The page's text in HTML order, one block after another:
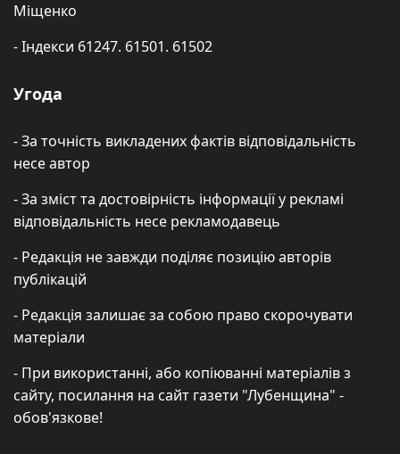
Міщенко
- Індекси 61247. 61501. 61502
Угода
- За точність викладених фактів відповідальність
несе автор
- За зміст та достовірність інформації у рекламі
відповідальність несе рекламодавець
- Редакція не завжди поділяє позицію авторів
публікацій
- Редакція залишає за собою право скорочувати
матеріали
- При використанні, або копіюванні матеріалів з
сайту, посилання на сайт газети "Лубенщина" -
обов'язкове!